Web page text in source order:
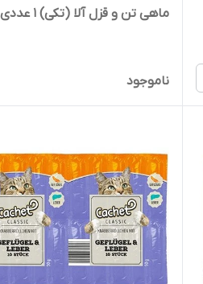
ماهی تن و قزل
ناموجود